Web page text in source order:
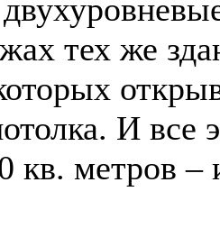
тех же
И все
кв. метров –